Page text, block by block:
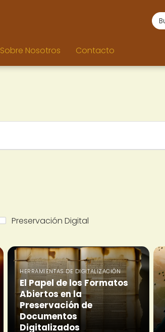
Sobre Nosotros Contacto
Preservación Digital
HERRAMIENTAS DE DIGITALIZACIÓN
El Papel de los Formatos
Abiertos en la
Preservación de
Documentos
Digitalizados